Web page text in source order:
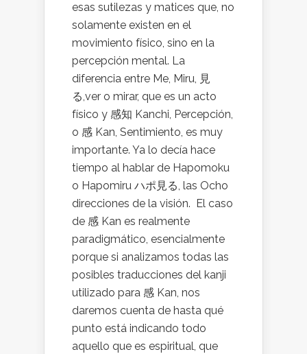
esas sutilezas y matices que, no
solamente existen en el
movimiento físico, sino en la
percepción mental. La
diferencia entre Me, Miru, 見
る,ver o mirar, que es un acto
físico y 感知 Kanchi, Percepción,
o 感 Kan, Sentimiento, es muy
importante. Ya lo decía hace
tiempo al hablar de Hapomoku
o Hapomiru ハポ見る, las Ocho
direcciones de la visión. El caso
de 感 Kan es realmente
paradigmático, esencialmente
porque si analizamos todas las
posibles traducciones del kanji
utilizado para 感 Kan, nos
daremos cuenta de hasta qué
punto está indicando todo
aquello que es espiritual, que